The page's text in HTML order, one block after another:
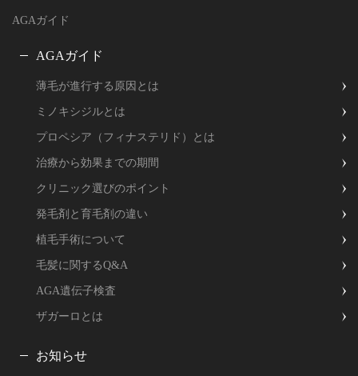
AGAガイド
AGAガイド
薄毛が進行する原因とは
ミノキシジルとは
プロペシア（フィナステリド）とは
治療から効果までの期間
クリニック選びのポイント
発毛剤と育毛剤の違い
植毛手術について
毛髪に関するQ&A
AGA遺伝子検査
ザガーロとは
お知らせ